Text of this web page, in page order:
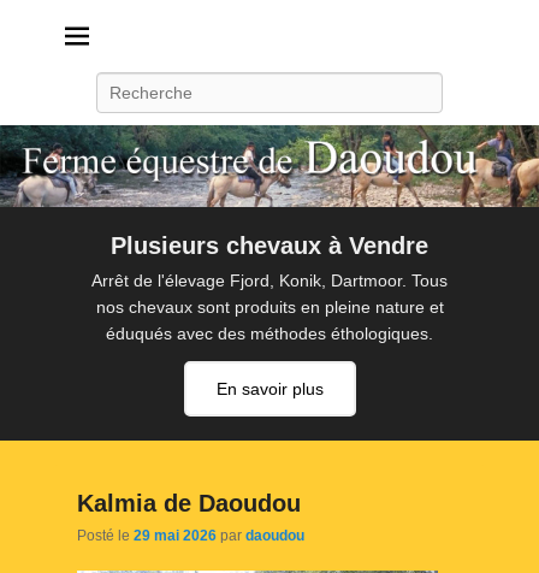
Plusieurs chevaux à Vendre
Arrêt de l'élevage Fjord, Konik, Dartmoor. Tous
nos chevaux sont produits en pleine nature et
éduqués avec des méthodes éthologiques.
En savoir plus
Kalmia de Daoudou
Posté le 29 mai 2026 par daoudou